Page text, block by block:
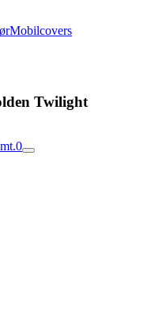
Mobilcovers
Twilight
0